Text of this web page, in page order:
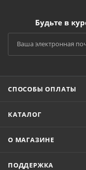
Будьте в
СПОСОБЫ ОПЛАТЫ
КАТАЛОГ
О МАГАЗИНЕ
ПОДДЕРЖКА